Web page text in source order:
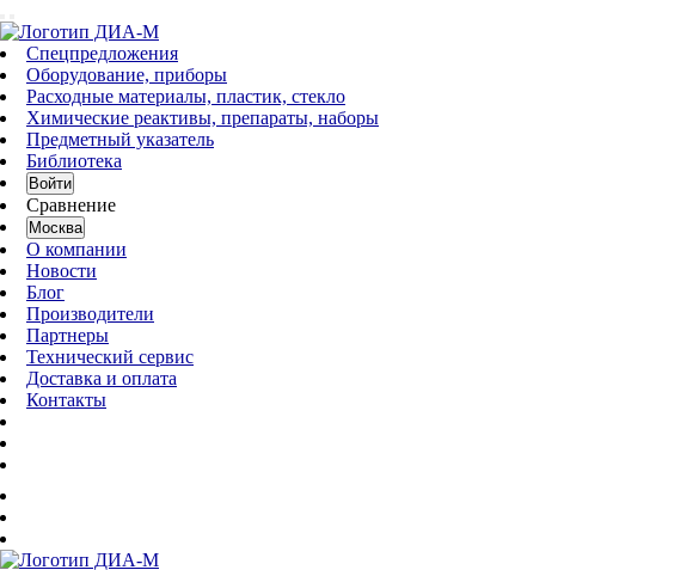
Спецпредложения
Оборудование, приборы
Расходные материалы, пластик, стекло
Химические реактивы, препараты, наборы
Предметный указатель
Библиотека
Войти
Сравнение
Москва
О компании
Новости
Блог
Производители
Партнеры
Технический сервис
Доставка и оплата
Контакты